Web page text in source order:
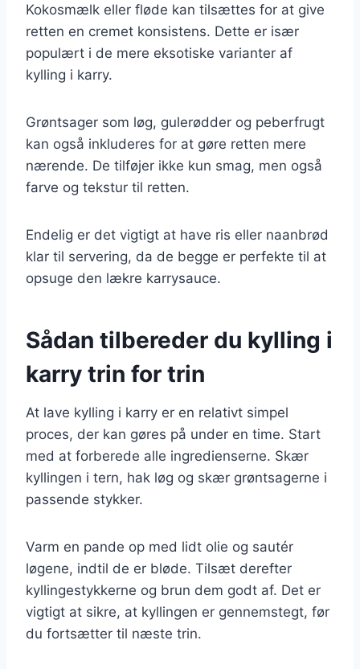
Kokosmælk eller fløde kan tilsættes for at give
retten en cremet konsistens. Dette er især
populært i de mere eksotiske varianter af
kylling i karry.
Grøntsager som løg, gulerødder og peberfrugt
kan også inkluderes for at gøre retten mere
nærende. De tilføjer ikke kun smag, men også
farve og tekstur til retten.
Endelig er det vigtigt at have ris eller naanbrød
klar til servering, da de begge er perfekte til at
opsuge den lækre karrysauce.
Sådan tilbereder du kylling i
karry trin for trin
At lave kylling i karry er en relativt simpel
proces, der kan gøres på under en time. Start
med at forberede alle ingredienserne. Skær
kyllingen i tern, hak løg og skær grøntsagerne i
passende stykker.
Varm en pande op med lidt olie og sautér
løgene, indtil de er bløde. Tilsæt derefter
kyllingestykkerne og brun dem godt af. Det er
vigtigt at sikre, at kyllingen er gennemstegt, før
du fortsætter til næste trin.